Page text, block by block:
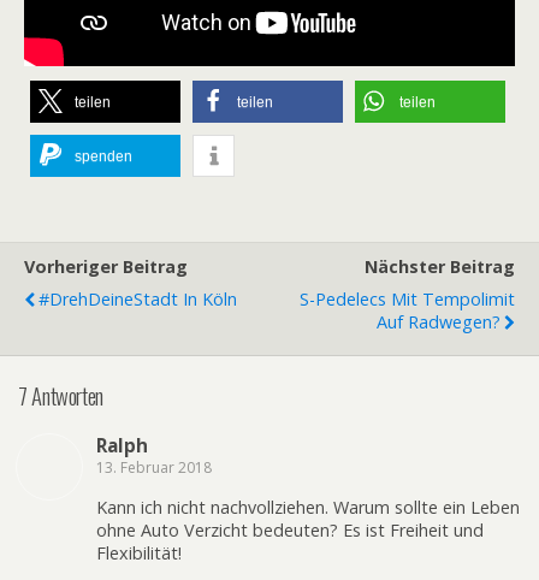
teilen teilen teilen
spenden
Vorheriger Beitrag
#DrehDeineStadt In Köln
Nächster Beitrag
S-Pedelecs Mit Tempolimit
Auf Radwegen?
7 Antworten
Ralph
13. Februar 2018
Kann ich nicht nachvollziehen. Warum sollte ein Leben
ohne Auto Verzicht bedeuten? Es ist Freiheit und
Flexibilität!